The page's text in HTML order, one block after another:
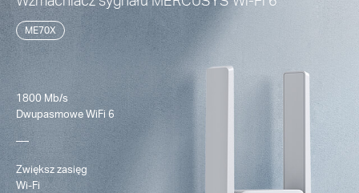
ME70X
1800 Mb/s
DwupasmoweWiFi 6
Zwiększ zasięg
Wi-Fi